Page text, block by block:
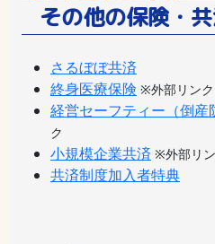
その他の保険・
さるぼぼ共済
終身医療保険 ※外部リンク
経営セーフティー（倒産
ク
小規模企業共済 ※外部リ
共済制度加入者特典